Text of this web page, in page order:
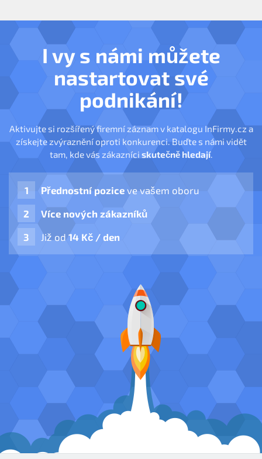
I vy s námi můžete
nastartovat své
podnikání!
Aktivujte si rozšířený firemní záznam v katalogu InFirmy.cz a
získejte zvýraznění oproti konkurenci. Buďte s námi vidět
tam, kde vás zákazníci skutečně hledají.
Přednostní pozice ve vašem oboru
Více nových zákazníků
Již od14 Kč / den